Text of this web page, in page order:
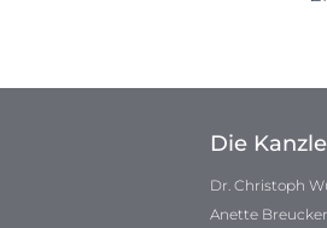
Die
Dr. Christoph
Anette Breucker